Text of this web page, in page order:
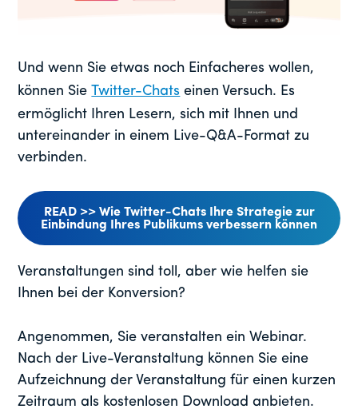
Und wenn Sie etwas noch Einfacheres wollen,
können SieTwitter-Chats einen Versuch. Es
ermöglicht Ihren Lesern, sich mit Ihnen und
untereinander in einem Live-Q&A-Format zu
verbinden.
READ >> Wie Twitter-Chats Ihre Strategie zur
Einbindung Ihres Publikums verbessern können
Veranstaltungen sind toll, aber wie helfen sie
Ihnen bei der Konversion?
Angenommen, Sie veranstalten ein Webinar.
Nach der Live-Veranstaltung können Sie eine
Aufzeichnung der Veranstaltung für einen kurzen
Zeitraum als kostenlosen Download anbieten.